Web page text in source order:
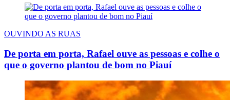
OUVINDO AS RUAS
De porta em porta, Rafael ouve as pessoas e colhe o
que o governo plantou de bom no Piauí